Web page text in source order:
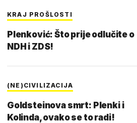
KRAJ PROŠLOSTI
Plenković: Što prije odlučite o
NDH i ZDS!
(NE)CIVILIZACIJA
Goldsteinova smrt: Plenki i
Kolinda, ovako se to radi!